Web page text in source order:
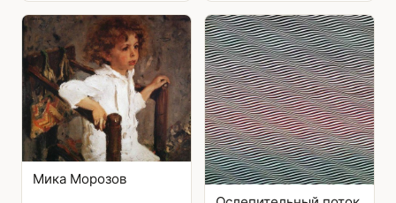
Мика Морозов